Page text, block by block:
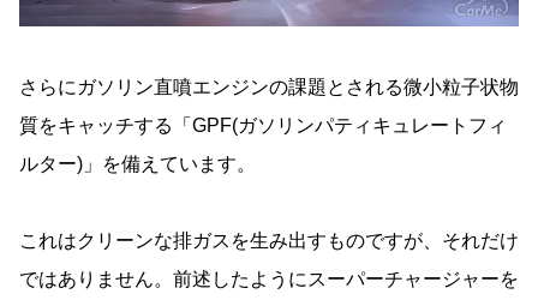
さらにガソリン直噴エンジンの課題とされる微小粒子状物
質をキャッチする「GPF(ガソリンパティキュレートフィ
ルター)」を備えています。
これはクリーンな排ガスを生み出すものですが、それだけ
ではありません。前述したようにスーパーチャージャーを